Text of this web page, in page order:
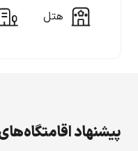
هتل
پیشنهاد